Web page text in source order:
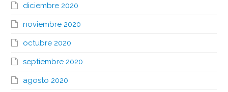
diciembre 2020
noviembre 2020
octubre 2020
septiembre 2020
agosto 2020